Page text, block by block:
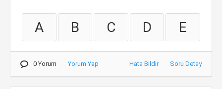
A B C D E
0 Yorum Yorum Yap Hata Bildir Soru Detay